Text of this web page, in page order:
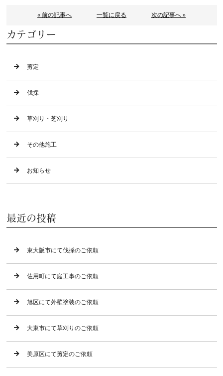
« 前の記事へ 一覧に戻る 次の記事へ »
カテゴリー
剪定
伐採
草刈り・芝刈り
その他施工
お知らせ
最近の投稿
東大阪市にて伐採のご依頼
佐用町にて庭工事のご依頼
旭区にて外壁塗装のご依頼
大東市にて草刈りのご依頼
美原区にて剪定のご依頼